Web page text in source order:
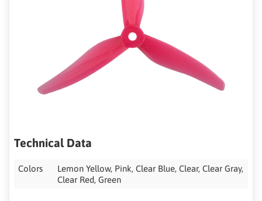
Technical Data
Colors
Lemon Yellow, Pink, Clear Blue, Clear, Clear Gray,
Clear Red, Green